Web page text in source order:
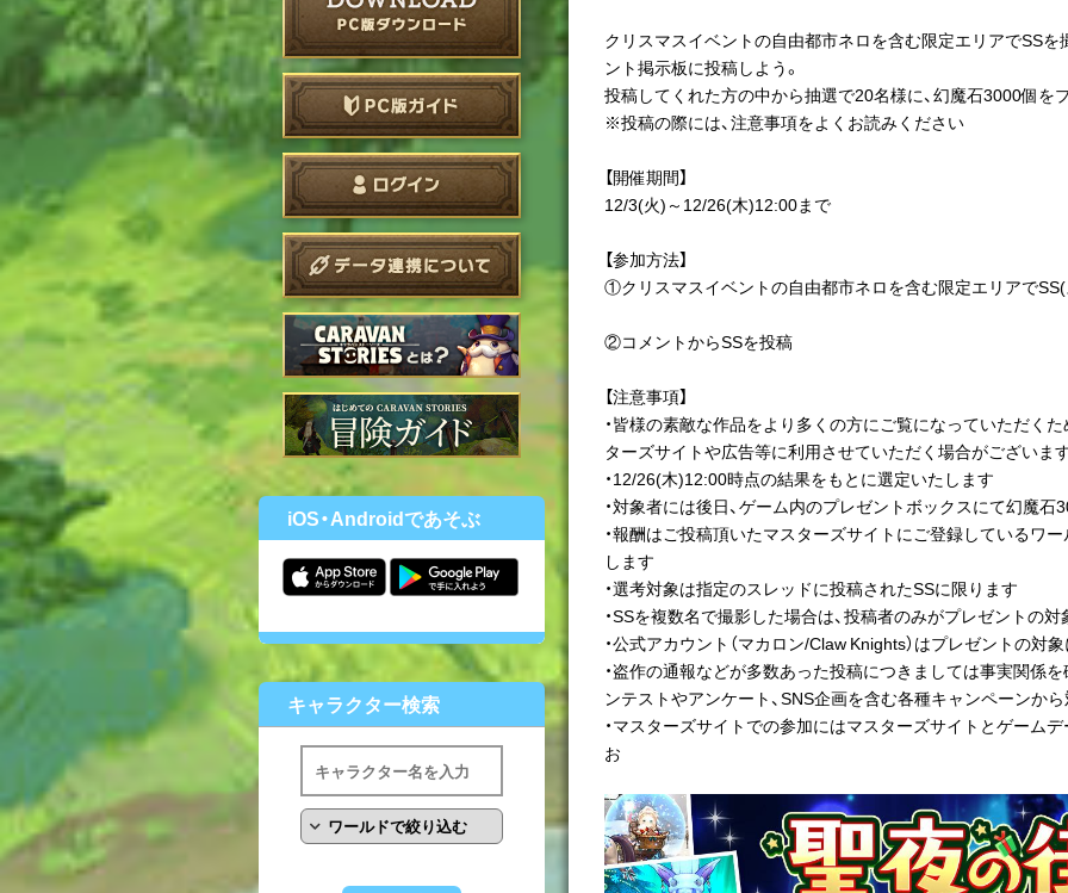
iOS・Androidであそぶ
キャラクター検索
クリスマスイベントの自由都市ネロを含む限定エリアでSSを
ント掲示板に投稿しよう。
投稿してくれた方の中から抽選で20名様に、幻魔石3000個を
※投稿の際には、注意事項をよくお読みください
【開催期間】
12/3(火)～12/26(木)12:00まで
【参加方法】
①クリスマスイベントの自由都市ネロを含む限定エリアで
②コメントからSSを投稿
【注意事項】
・皆様の素敵な作品をより多くの方にご覧になっていただく
ターズサイトや広告等に利用させていただく場合がございま
・12/26(木)12:00時点の結果をもとに選定いたします
・対象者には後日、ゲーム内のプレゼントボックスにて幻魔
・報酬はご投稿頂いたマスターズサイトにご登録しているワ
します
・選考対象は指定のスレッドに投稿されたSSに限ります
・SSを複数名で撮影した場合は、投稿者のみがプレゼントの
・公式アカウント（マカロン/Claw Knights）はプレゼントの対
・盗作の通報などが多数あった投稿につきましては事実関係
ンテストやアンケート、SNS企画を含む各種キャンペーンか
・マスターズサイトでの参加にはマスターズサイトとゲーム
お